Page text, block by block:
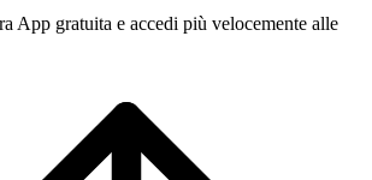
App gratuita e accedi più velocemente alle